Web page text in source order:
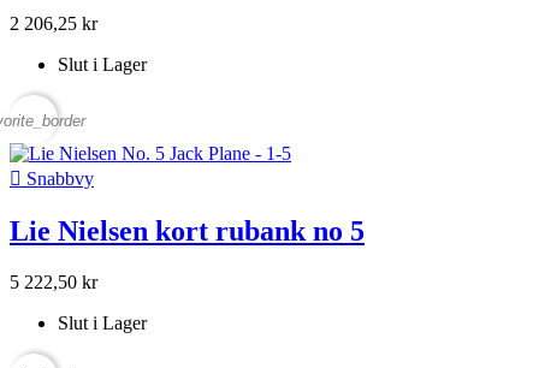
2 206,25 kr
Slut i Lager
 Snabbvy
Lie Nielsen kort rubank no 5
5 222,50 kr
Slut i Lager